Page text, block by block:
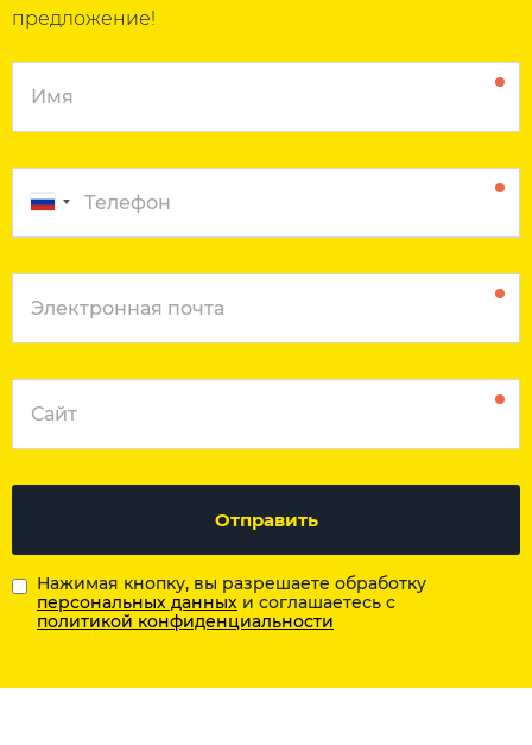
предложение!
Отправить
Нажимая кнопку, вы разрешаете обработку
персональных данных и соглашаетесь с
политикой конфиденциальности